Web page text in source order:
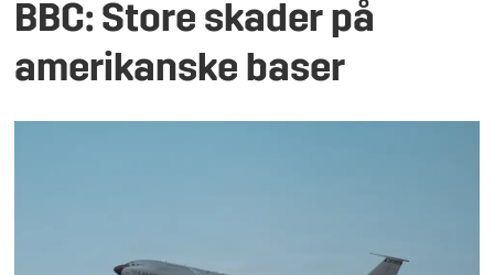
BBC: Store skader på
amerikanske baser